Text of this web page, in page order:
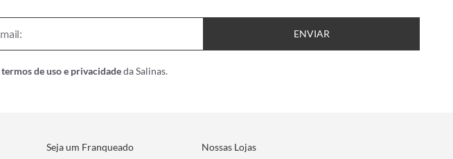
ENVIAR
termos de uso e privacidadeda Salinas.
Seja um Franqueado Nossas Lojas